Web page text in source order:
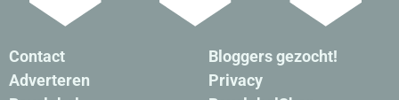
Contact
Adverteren
Bloggers gezocht!
Privacy